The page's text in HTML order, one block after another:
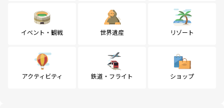
イベント・観戦 世界遺産 リゾート
アクティビティ 鉄道・フライト ショップ